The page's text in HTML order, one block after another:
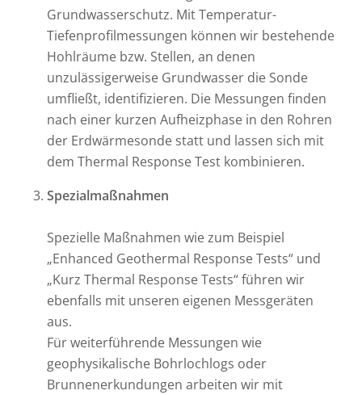
Grundwasserschutz. Mit Temperatur-
Tiefenprofilmessungen können wir bestehende
Hohlräume bzw. Stellen, an denen
unzulässigerweise Grundwasser die Sonde
umfließt, identifizieren. Die Messungen finden
nach einer kurzen Aufheizphase in den Rohren
der Erdwärmesonde statt und lassen sich mit
dem Thermal Response Test kombinieren.
Spezialmaßnahmen
Spezielle Maßnahmen wie zum Beispiel
„Enhanced Geothermal Response Tests“ und
„Kurz Thermal Response Tests“ führen wir
ebenfalls mit unseren eigenen Messgeräten
aus.
Für weiterführende Messungen wie
geophysikalische Bohrlochlogs oder
Brunnenerkundungen arbeiten wir mit